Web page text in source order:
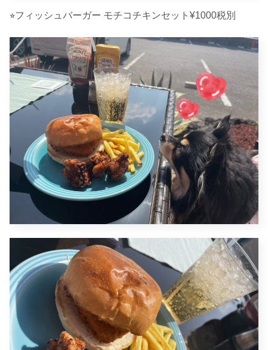
⭐︎フィッシュバーガー モチコチキンセット¥1000税別